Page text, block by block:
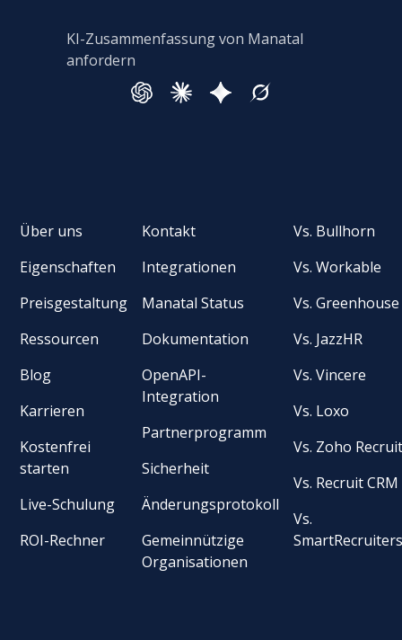
KI-Zusammenfassung von Manatal
anfordern
Über uns
Eigenschaften
Preisgestaltung
Ressourcen
Blog
Karrieren
Kostenfrei
starten
Live-Schulung
ROI-Rechner
Kontakt
Integrationen
Manatal Status
Dokumentation
OpenAPI-
Integration
Partnerprogramm
Sicherheit
Änderungsprotokoll
Gemeinnützige
Organisationen
Vs. Bullhorn
Vs. Workable
Vs. Greenhouse
Vs. JazzHR
Vs. Vincere
Vs. Loxo
Vs. Zoho
Vs. Recruit CRM
Vs.